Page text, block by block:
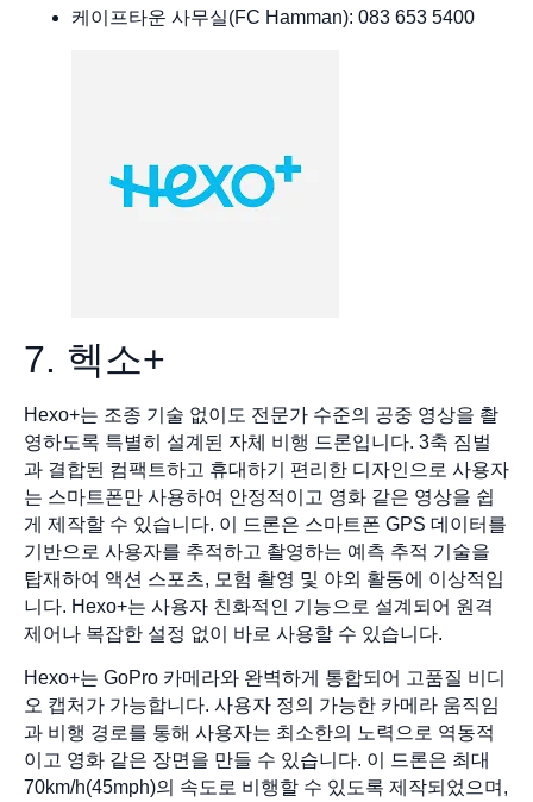
케이프타운 사무실(FC Hamman): 083 653 5400
7. 헥소+
Hexo+는 조종 기술 없이도 전문가 수준의 공중 영상을 촬
영하도록 특별히 설계된 자체 비행 드론입니다. 3축 짐벌
과 결합된 컴팩트하고 휴대하기 편리한 디자인으로 사용자
는 스마트폰만 사용하여 안정적이고 영화 같은 영상을 쉽
게 제작할 수 있습니다. 이 드론은 스마트폰 GPS 데이터를
기반으로 사용자를 추적하고 촬영하는 예측 추적 기술을
탑재하여 액션 스포츠, 모험 촬영 및 야외 활동에 이상적입
니다. Hexo+는 사용자 친화적인 기능으로 설계되어 원격
제어나 복잡한 설정 없이 바로 사용할 수 있습니다.
Hexo+는 GoPro 카메라와 완벽하게 통합되어 고품질 비디
오 캡처가 가능합니다. 사용자 정의 가능한 카메라 움직임
과 비행 경로를 통해 사용자는 최소한의 노력으로 역동적
이고 영화 같은 장면을 만들 수 있습니다. 이 드론은 최대
70km/h(45mph)의 속도로 비행할 수 있도록 제작되었으며,